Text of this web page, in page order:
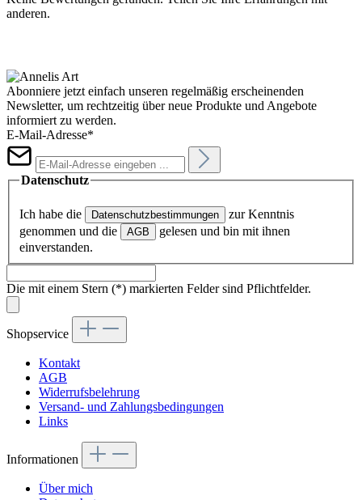
anderen.
Abonniere jetzt einfach unseren regelmäßig erscheinenden
Newsletter, um rechtzeitig über neue Produkte und Angebote
informiert zu werden.
E-Mail-Adresse*
Datenschutz
Ich habe die Datenschutzbestimmungen
zur Kenntnis
genommen und die
AGB
gelesen und bin mit ihnen
einverstanden.
Die mit einem Stern (*) markierten Felder sind Pflichtfelder.
Shopservice
Kontakt
AGB
Widerrufsbelehrung
Versand- und Zahlungsbedingungen
Links
Informationen
Über mich